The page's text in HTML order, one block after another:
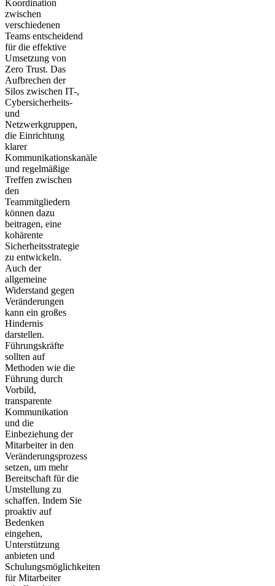
Koordination
zwischen
verschiedenen
Teams entscheidend
für die effektive
Umsetzung von
Zero Trust. Das
Aufbrechen der
Silos zwischen IT-,
Cybersicherheits-
und
Netzwerkgruppen,
die Einrichtung
klarer
Kommunikationskanäle
und regelmäßige
Treffen zwischen
den
Teammitgliedern
können dazu
beitragen, eine
kohärente
Sicherheitsstrategie
zu entwickeln.
Auch der
allgemeine
Widerstand gegen
Veränderungen
kann ein großes
Hindernis
darstellen.
Führungskräfte
sollten auf
Methoden wie die
Führung durch
Vorbild,
transparente
Kommunikation
und die
Einbeziehung der
Mitarbeiter in den
Veränderungsprozess
setzen, um mehr
Bereitschaft für die
Umstellung zu
schaffen. Indem Sie
proaktiv auf
Bedenken
eingehen,
Unterstützung
anbieten und
Schulungsmöglichkeiten
für Mitarbeiter